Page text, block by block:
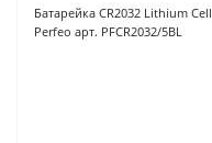
Батарейка CR2032 Lithium Cell
Perfeo арт. PFCR2032/5BL